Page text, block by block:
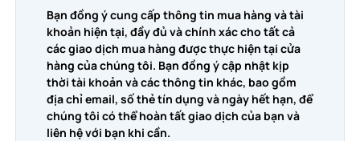
Bạn đồng ý cung cấp thông tin mua hàng và tài
khoản hiện tại, đầy đủ và chính xác cho tất cả
các giao dịch mua hàng được thực hiện tại cửa
hàng của chúng tôi. Bạn đồng ý cập nhật kịp
thời tài khoản và các thông tin khác, bao gồm
địa chỉ email, số thẻ tín dụng và ngày hết hạn, để
chúng tôi có thể hoàn tất giao dịch của bạn và
liên hệ với bạn khi cần.